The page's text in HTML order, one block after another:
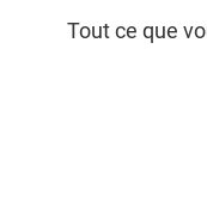
Tout ce que